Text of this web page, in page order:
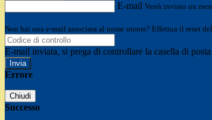
E-mail Verrà inviato un
Non hai una e-mail associata al nome utente? Effettua il reset
E-mail inviata, si prega di controllare la casella di
Errore
Chiudi
Successo